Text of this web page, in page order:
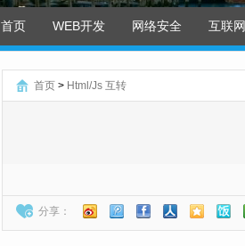
首页 WEB开发 网络安全 互联网
首页 > Html/Js 互转
分享：